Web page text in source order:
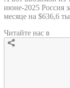
июне-2025 Россия
месяце на $636,6
Читайте нас в